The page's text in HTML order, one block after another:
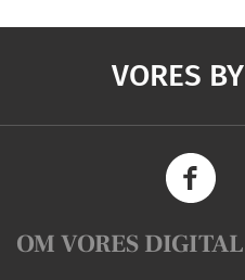
VORES BY
OM VORES DIGITAL